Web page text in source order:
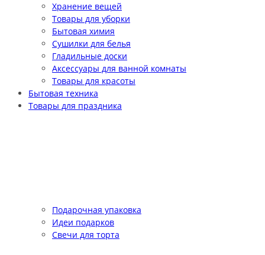
Хранение вещей
Товары для уборки
Бытовая химия
Сушилки для белья
Гладильные доски
Аксессуары для ванной комнаты
Товары для красоты
Бытовая техника
Товары для праздника
Подарочная упаковка
Идеи подарков
Свечи для торта